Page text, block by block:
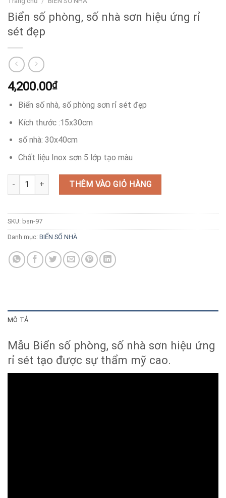
Biển số phòng, số nhà sơn hiệu ứng rỉ
sét đẹp
4,200.00₫
Biển số nhà, số phòng sơn rỉ sét đẹp
Kích thước :15x30cm
số nhà: 30x40cm
Chất liệu Inox sơn 5 lớp tạo màu
Biển số phòng, số nhà sơn hiệu ứng rỉ sét đẹp số lượng
THÊM VÀO GIỎ HÀNG
SKU: bsn-97
Danh mục: BIỂN SỐ NHÀ
MÔ TẢ
Mẫu Biển số phòng, số nhà sơn hiệu ứng
rỉ sét tạo được sự thẩm mỹ cao.